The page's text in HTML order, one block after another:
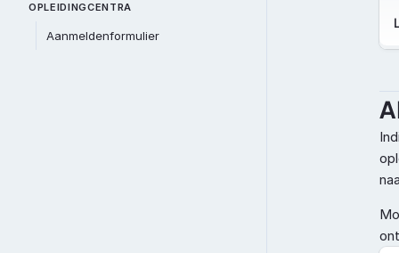
OPLEIDINGCENTRA
Aanmeldenformulier